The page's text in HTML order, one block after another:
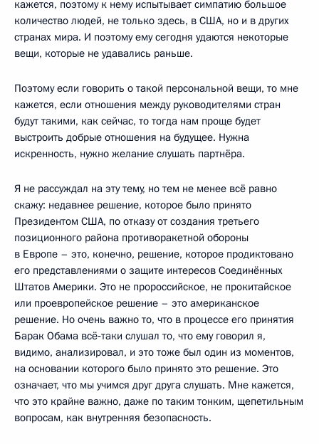
кажется, поэтому к нему испытывает симпатию большое
количество людей, не только здесь, в США, но и в других
странах мира. И поэтому ему сегодня удаются некоторые
вещи, которые не удавались раньше.
Поэтому если говорить о такой персональной вещи, то мне
кажется, если отношения между руководителями стран
будут такими, как сейчас, то тогда нам проще будет
выстроить добрые отношения на будущее. Нужна
искренность, нужно желание слушать партнёра.
Я не рассуждал на эту тему, но тем не менее всё равно
скажу: недавнее решение, которое было принято
Президентом США, по отказу от создания третьего
позиционного района противоракетной обороны
в Европе – это, конечно, решение, которое продиктовано
его представлениями о защите интересов Соединённых
Штатов Америки. Это не пророссийское, не прокитайское
или проевропейское решение – это американское
решение. Но очень важно то, что в процессе его принятия
Барак Обама всё‑таки слушал то, что ему говорил я,
видимо, анализировал, и это тоже был один из моментов,
на основании которого было принято это решение. Это
означает, что мы учимся друг друга слушать. Мне кажется,
что это крайне важно, даже по таким тонким, щепетильным
вопросам, как внутренняя безопасность.